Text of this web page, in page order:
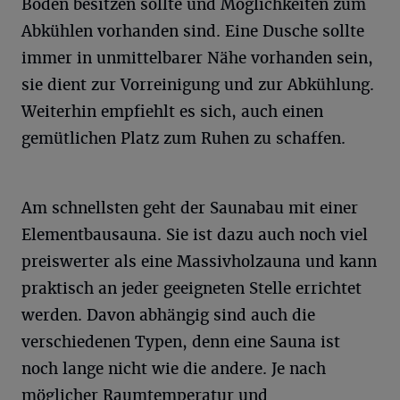
Boden besitzen sollte und Möglichkeiten zum
Abkühlen vorhanden sind. Eine Dusche sollte
immer in unmittelbarer Nähe vorhanden sein,
sie dient zur Vorreinigung und zur Abkühlung.
Weiterhin empfiehlt es sich, auch einen
gemütlichen Platz zum Ruhen zu schaffen.
Am schnellsten geht der Saunabau mit einer
Elementbausauna. Sie ist dazu auch noch viel
preiswerter als eine Massivholzauna und kann
praktisch an jeder geeigneten Stelle errichtet
werden. Davon abhängig sind auch die
verschiedenen Typen, denn eine Sauna ist
noch lange nicht wie die andere. Je nach
möglicher Raumtemperatur und